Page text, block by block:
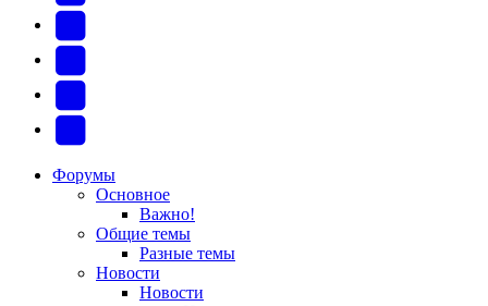
вкладке)
новой
вкладке)
новой
вкладке)
Форумы
Основное
Важно!
Общие темы
Разные темы
Новости
Новости